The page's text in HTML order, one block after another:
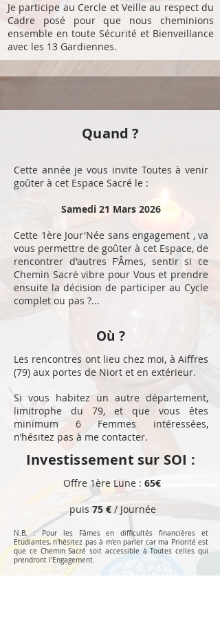
Je participe au Cercle et Veille au respect du
Cadre posé pour que nous cheminions
ensemble en toute Sécurité et Bienveillance
avec les 13 Gardiennes.
Quand ?
Cette année je vous invite Toutes à venir
goûter à cet Espace Sacré le :
Samedi 21 Mars 2026
Cette 1ère Jour'Née sans engagement , va
vous permettre de goûter à cet Espace, de
rencontrer d'autres F'Âmes, sentir si ce
Chemin Sacré vibre pour Vous et prendre
ensuite la décision de participer au Cycle
complet ou pas ?...
Où ?
Les rencontres ont lieu chez moi, à Aiffres
(79) aux portes de Niort et en extérieur.
Si vous habitez un autre département,
limitrophe du 79, et que vous êtes
minimum 6 Femmes intéressées,
n’hésitez pas à me contacter.
Investissement sur SOI :
Offre 1ère Lune : 65€
puis 75 €/ Journée
N.B. : Pour les Fâmes en difficultés financières et
Étudiantes, n'hésitez pas à m'en parler car ma Priorité est
que ce Chemin Sacré soit accessible à Toutes celles qui
prendront l'Engagement.​